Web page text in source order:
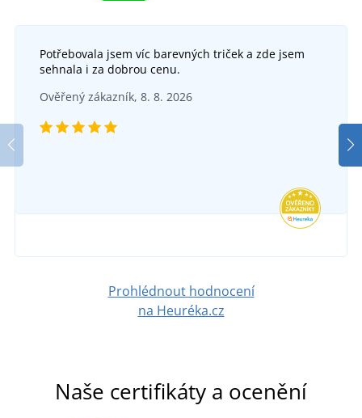
Fleecová šála z recyklovaného polyesteru
134 Kč
Potřebovala jsem víc barevných triček a zde jsem
sehnala i za dobrou cenu.
Ověřený zákazník, 8. 8. 2026
Prohlédnout hodnocení
na Heuréka.cz
Naše certifikáty a ocenění